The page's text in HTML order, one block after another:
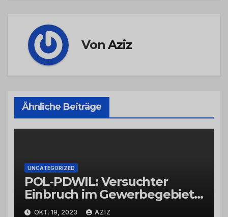
VonAziz
Ähnliche Beiträge
UNCATEGORIZED
POL-PDWIL: Versuchter
Einbruch im Gewerbegebiet
Wittlich
OKT. 19, 2023 AZIZ